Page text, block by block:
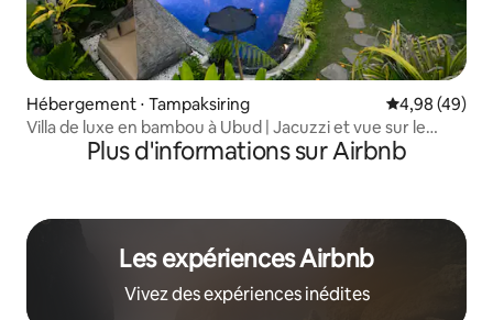
Hébergement ⋅ Tampaksiring Évaluation
4,98 (49)
Villa de luxe en bambou à Ubud | Jacuzzi et vue sur le
coucher du soleil
Plus d'informations sur Airbnb
Les expériences Airbnb
Vivez des expériences inédites